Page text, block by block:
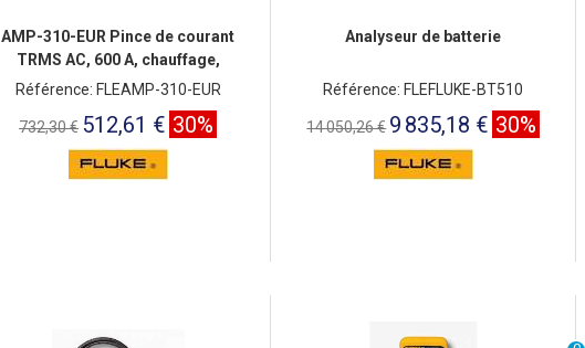
AMP-310-EUR Pince de courant
TRMS AC, 600 A, chauffage,
ventilation, a
Référence: FLEAMP-310-EUR
732,30 € 512,61 € 30%
Analyseur de batterie
Référence: FLEFLUKE-BT510
14 050,26 € 9 835,18 € 30%